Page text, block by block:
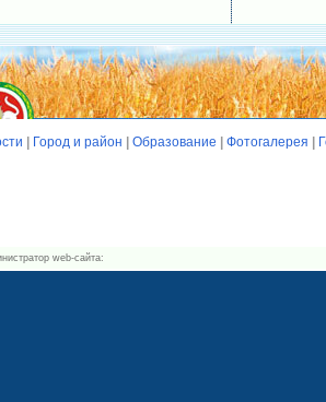
Город и район Образование Фотогалерея
web-сайта: